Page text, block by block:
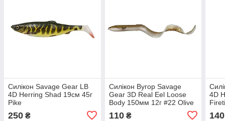
Силікон Savage Gear LB
4D Herring Shad 19см 45г
Pike
250 ₴
Силікон Вугор Savage
Gear 3D Real Eel Loose
Body 150мм 12г #22 Olive
110₴
4D
140